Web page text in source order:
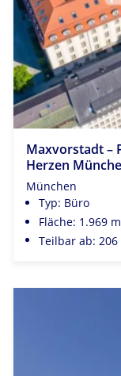
Maxvorstadt –
Herzen
München
Typ: Büro
Fläche: 1.969 m
Teilbar ab: 206